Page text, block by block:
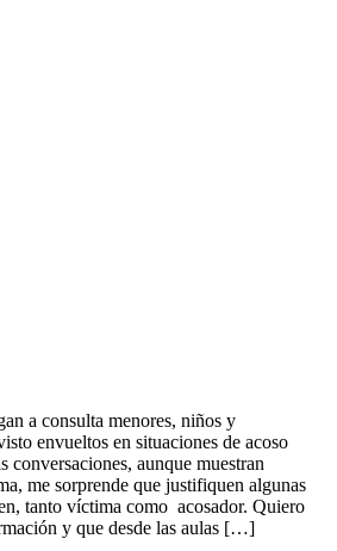
a consulta menores, niños y
envueltos en situaciones de acoso
conversaciones, aunque muestran
me sorprende que justifiquen algunas
tanto víctima como acosador. Quiero
y que desde las aulas […]